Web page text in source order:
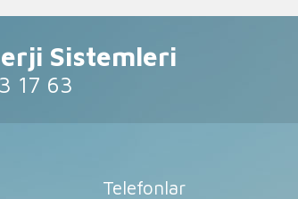
Sistemleri
17 63
Telefonlar